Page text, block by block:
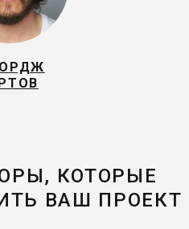
КОТОРЫЕ
ВАШ ПРОЕКТ